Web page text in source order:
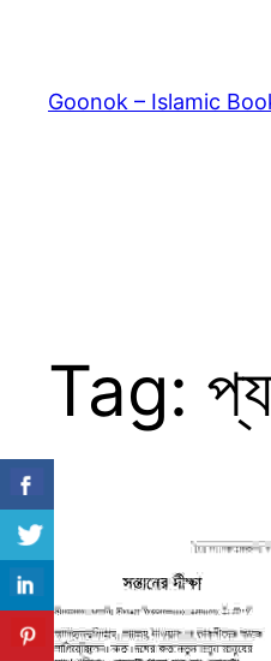
content
Goonok – Islamic
Tag: